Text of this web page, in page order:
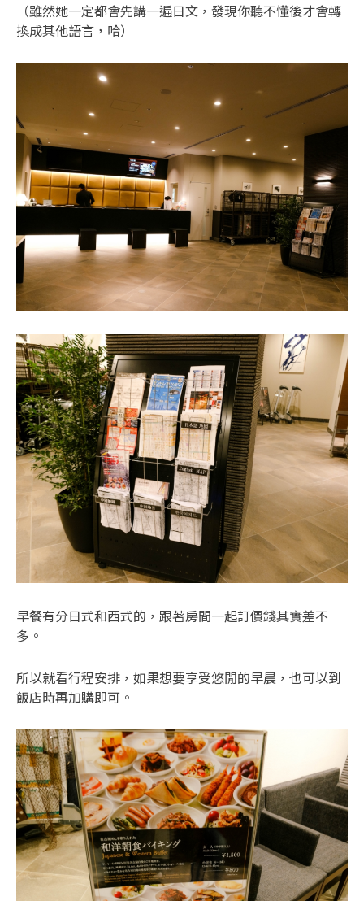
（雖然她一定都會先講一遍日文，發現你聽不懂後才會轉
換成其他語言，哈）
早餐有分日式和西式的，跟著房間一起訂價錢其實差不
多。
所以就看行程安排，如果想要享受悠閒的早晨，也可以到
飯店時再加購即可。